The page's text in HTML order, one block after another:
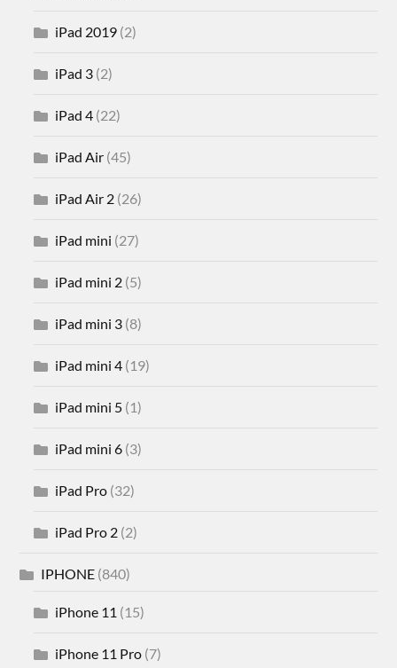
iPad 2019 (2)
iPad 3 (2)
iPad 4 (22)
iPad Air (45)
iPad Air 2 (26)
iPad mini (27)
iPad mini 2 (5)
iPad mini 3 (8)
iPad mini 4 (19)
iPad mini 5 (1)
iPad mini 6 (3)
iPad Pro (32)
iPad Pro 2 (2)
IPHONE (840)
iPhone 11 (15)
iPhone 11 Pro (7)